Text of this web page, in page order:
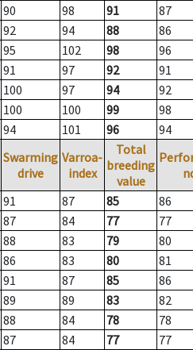
90 98 91
87
92 94 88
86
95 102 98
96
91 97 92
91
100 97 94
92
100 100 99
98
94 101 96 94
Swarming
drive
Varroa-
index
Total
breeding
value
91 87 85
86
87 84 77
77
88 83 79
80
86 83 80
81
91 87 85
86
89 89 83
82
88 84 78
78
87 84 77 77